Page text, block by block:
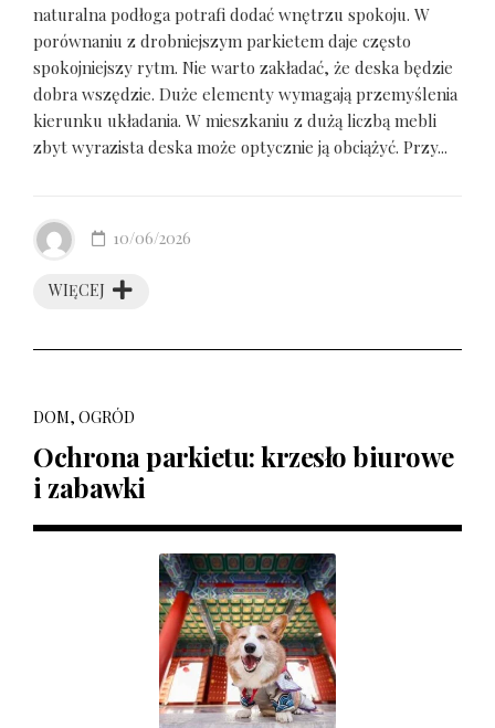
naturalna podłoga potrafi dodać wnętrzu spokoju. W
porównaniu z drobniejszym parkietem daje często
spokojniejszy rytm. Nie warto zakładać, że deska będzie
dobra wszędzie. Duże elementy wymagają przemyślenia
kierunku układania. W mieszkaniu z dużą liczbą mebli
zbyt wyrazista deska może optycznie ją obciążyć. Przy...
WIĘCEJ
10/06/2026
DOM, OGRÓD
Ochrona parkietu: krzesło biurowe
i zabawki